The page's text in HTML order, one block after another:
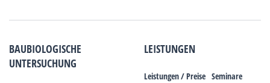
BAUBIOLOGISCHE
UNTERSUCHUNG
LEISTUNGEN
Leistungen / Preise Seminare